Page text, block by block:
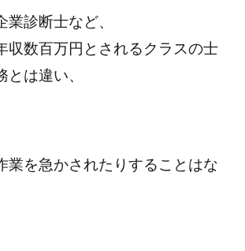
診断士など、
収数百万円とされるクラスの士
は違い、
業を急かされたりすることはな